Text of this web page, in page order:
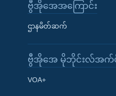
Learning English
ဗွီအိုအေအကြောင်း
ဌာနမိတ်ဆက်
ဗွီအိုအေ မိုဘိုင်းလ်အက်ပ်
VOA+